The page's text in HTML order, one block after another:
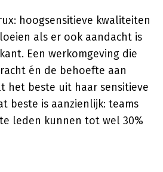
hoogsensitieve kwaliteiten
als er ook aandacht is
Een werkomgeving die
én de behoefte aan
het beste uit haar sensitieve
beste is aanzienlijk: teams
leden kunnen tot wel 30%